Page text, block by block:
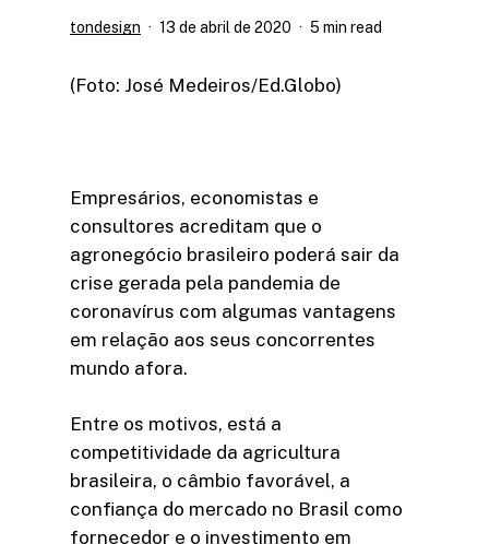
tondesign 13 de abril de 2020 5 min read
(Foto: José Medeiros/Ed.Globo)
Empresários, economistas e
consultores acreditam que o
agronegócio brasileiro poderá sair da
crise gerada pela pandemia de
coronavírus com algumas vantagens
em relação aos seus concorrentes
mundo afora.
Entre os motivos, está a
competitividade da agricultura
brasileira, o câmbio favorável, a
confiança do mercado no Brasil como
fornecedor e o investimento em